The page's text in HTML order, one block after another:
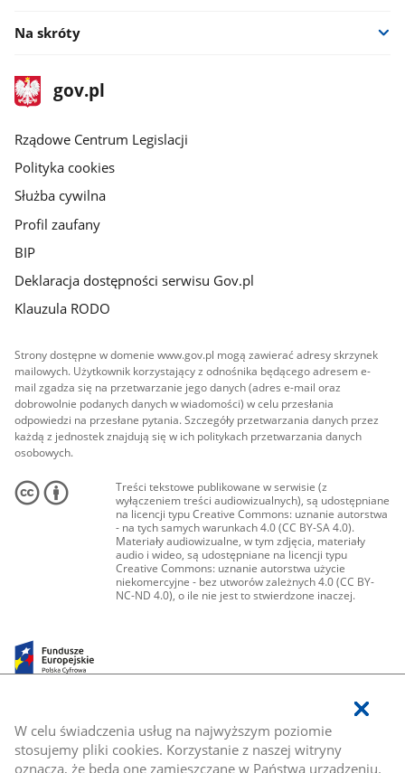
W celu świadczenia usług na najwyższym poziomie
stosujemy pliki cookies. Korzystanie z naszej witryny
oznacza, że będą one zamieszczane w Państwa urządzeniu.
Na skróty
stopka
gov.plStrona
gov.pl
Rządowe Centrum Legislacji
Polityka cookies
Służba cywilna
Profil zaufany
BIP
Deklaracja dostępności serwisu Gov.pl
Klauzula RODO
Strony dostępne w domenie www.gov.pl mogą zawierać adresy skrzynek
mailowych. Użytkownik korzystający z odnośnika będącego adresem e-
mail zgadza się na przetwarzanie jego danych (adres e-mail oraz
dobrowolnie podanych danych w wiadomości) w celu przesłania
odpowiedzi na przesłane pytania. Szczegóły przetwarzania danych przez
każdą z jednostek znajdują się w ich politykach przetwarzania danych
osobowych.
Treści tekstowe publikowane w serwisie (z
wyłączeniem treści audiowizualnych), są udostępniane
na licencji typu Creative Commons: uznanie autorstwa
- na tych samych warunkach 4.0 (CC BY-SA 4.0).
Materiały audiowizualne, w tym zdjęcia, materiały
audio i wideo, są udostępniane na licencji typu
Creative Commons: uznanie autorstwa użycie
niekomercyjne - bez utworów zależnych 4.0 (CC BY-
NC-ND 4.0), o ile nie jest to stwierdzone inaczej.